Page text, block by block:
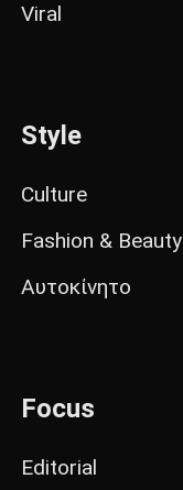
Viral
Style
Culture
Fashion & Beauty
Αυτοκίνητο
Focus
Editorial